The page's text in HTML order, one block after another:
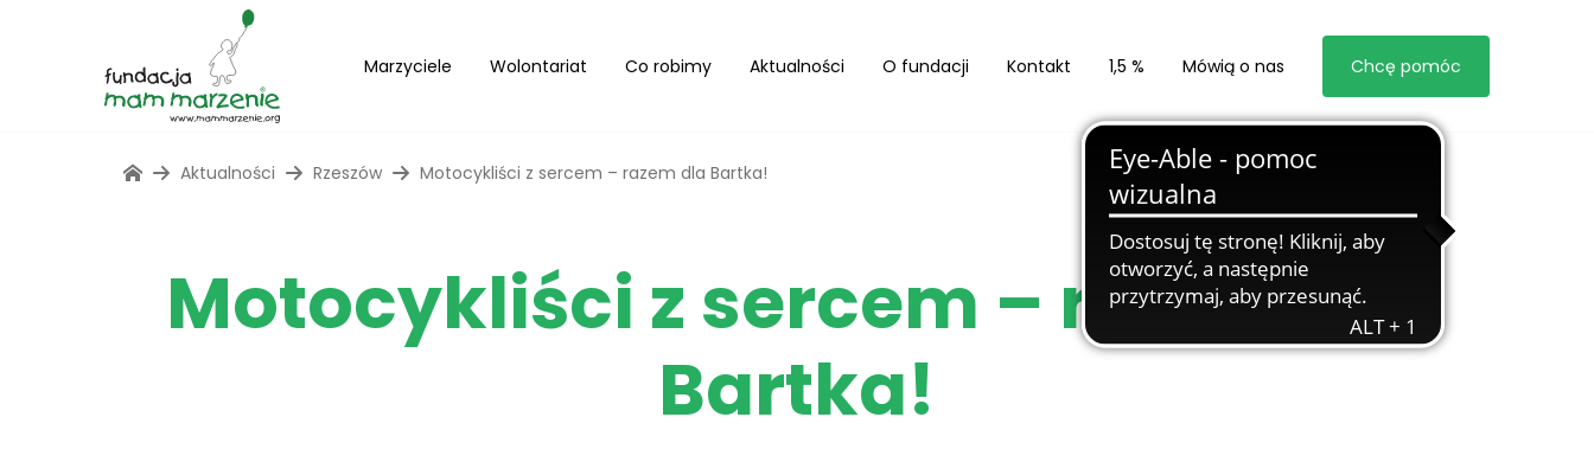
Marzyciele Wolontariat Co robimy Aktualności O fundacji Kontakt 1,5 % Mówią o nas Chcę pomóc
Aktualności Rzeszów Motocykliści z sercem – razem dla Bartka!
Motocykliści z sercem – razem dla
Bartka!